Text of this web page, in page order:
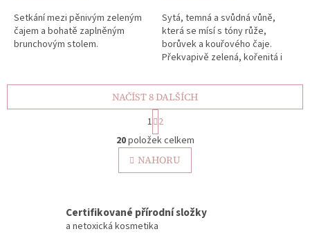
5
hvězdiček.
Setkání mezi pěnivým zeleným
čajem a bohatě zaplněným
brunchovým stolem.
5
hvězdiček.
Sytá, temná a svůdná vůně,
která se mísí s tóny růže,
borůvek a kouřového čaje.
Překvapivě zelená, kořenitá i
nespoutaná noc plná touhy.
O
v
l
á
c
í
NAČÍST 8 DALŠÍCH
S
t
r
á
n
k
á
n
í
1 2
20položek celkem
NAHORU
Certifikované přírodní složky
a netoxická kosmetika